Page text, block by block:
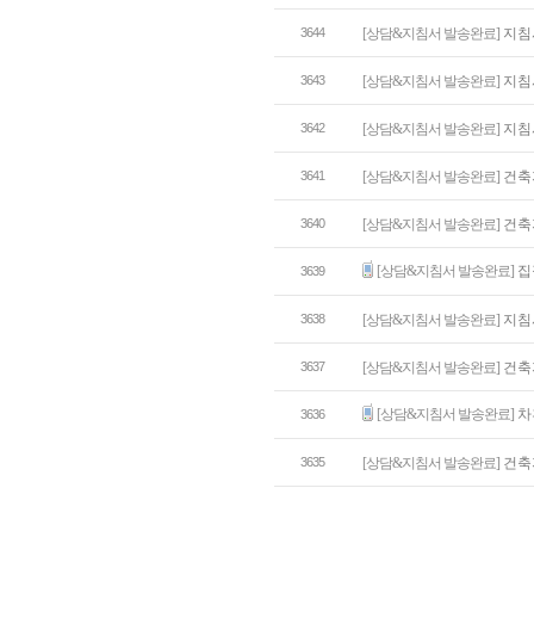
3644 [상담&지침서 발송완료] 지
3643 [상담&지침서 발송완료] 지
3642 [상담&지침서 발송완료] 지
3641 [상담&지침서 발송완료] 건
3640 [상담&지침서 발송완료] 건
3639 [상담&지침서 발송완료]
3638 [상담&지침서 발송완료] 지
3637 [상담&지침서 발송완료] 건
3636 [상담&지침서 발송완료]
3635 [상담&지침서 발송완료] 건